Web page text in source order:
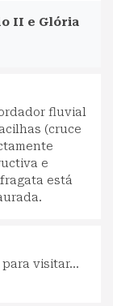
II e Glória
fluvial
(cruce
e
está
visitar...